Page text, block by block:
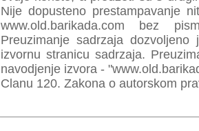
Nije dopusteno prestampavanje
www.old.barikada.com bez
Preuzimanje sadrzaja
izvornu stranicu sadrzaja.
navodjenje izvora -
Clanu 120. Zakona o autorskom